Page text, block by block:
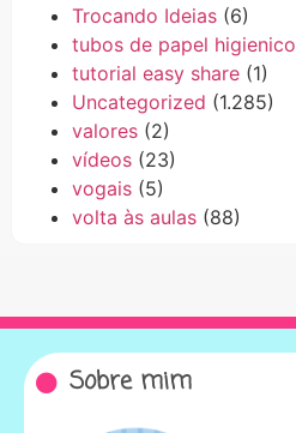
Trocando Ideias (6)
tubos de papel higienico
tutorial easy share (1)
Uncategorized (1.285)
valores (2)
vídeos (23)
vogais (5)
volta às aulas (88)
Sobre mim